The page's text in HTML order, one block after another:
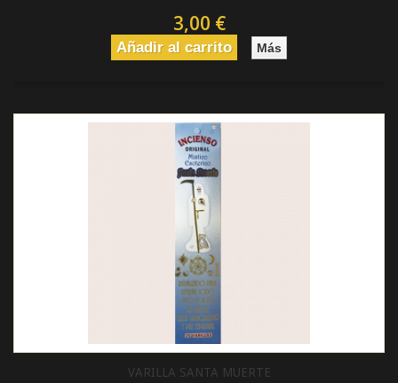
3,00 €
Añadir al carrito Más
VARILLA SANTA MUERTE